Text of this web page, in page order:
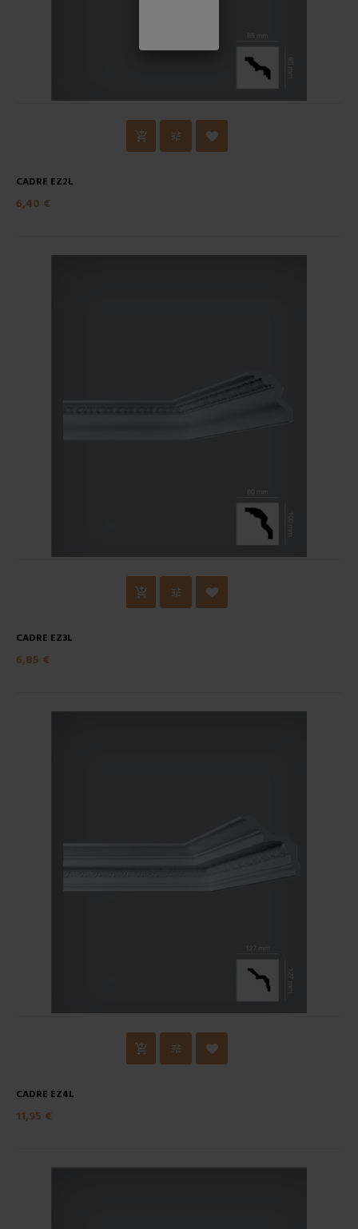
CADRE EZ2L
6,40 €
CADRE EZ3L
6,85 €
CADRE EZ4L
11,95 €